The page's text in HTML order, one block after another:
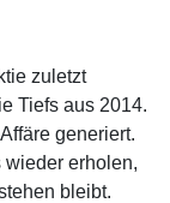
zuletzt
Tiefs aus 2014.
generiert.
wieder erholen,
bleibt.